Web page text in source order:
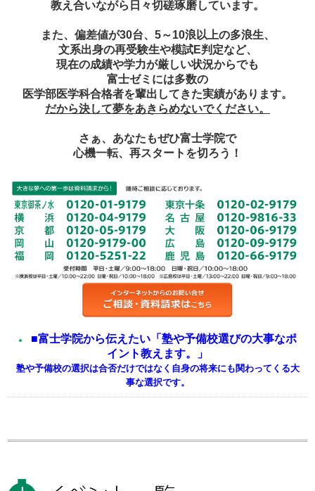
教え合いながら日々切磋琢磨しています。
また、偏差値が30台、5～10浪以上の多浪生、
文系出身の再受験生や模試E判定など、
現在の成績や学力が厳しい状況からでも
富士ゼミには多数の
医学部医学科合格者を輩出してきた実績があります。
だから決して夢をあきらめないでください。
さぁ、あなたもぜひ富士学院で
心機一転、再スタートを切ろう！
■富士学院から伝えたい「塾や予備校選びの大事なポ
イント教えます。」
塾や予備校の選択は合否だけではなく自身の将来にも関わってくる大
事な選択です。